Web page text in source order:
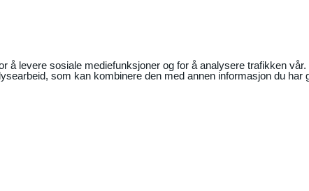
å levere sosiale mediefunksjoner og for å analysere trafikken
som kan kombinere den med annen informasjon du